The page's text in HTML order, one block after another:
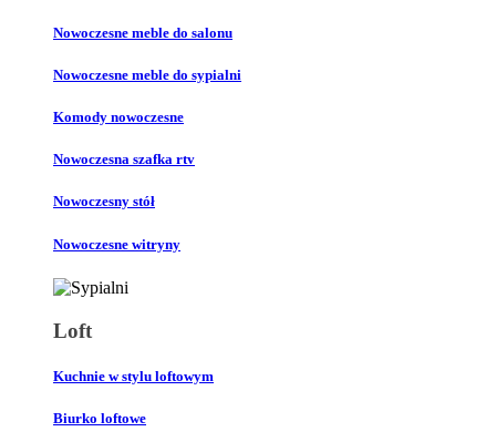
Nowoczesne meble do salonu
Nowoczesne meble do sypialni
Komody nowoczesne
Nowoczesna szafka rtv
Nowoczesny stół
Nowoczesne witryny
Loft
Kuchnie w stylu loftowym
Biurko loftowe